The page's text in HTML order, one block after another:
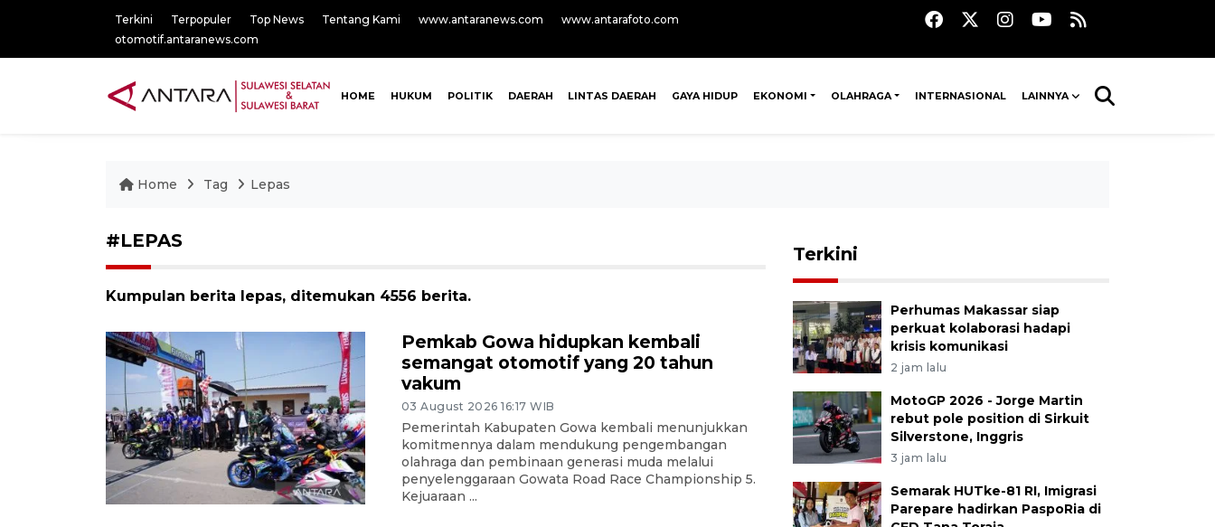
Terkini Terpopuler Top News Tentang Kami www.antaranews.com
www.antarafoto.com
otomotif.antaranews.com
HOME HUKUM POLITIK DAERAH LINTAS DAERAH GAYA HIDUP EKONOMI OLAHRAGA INTERNASIONAL LAINNYA
Home Tag Lepas
#LEPAS
Kumpulan berita lepas, ditemukan 4556 berita.
Pemkab Gowa hidupkan kembali
semangat otomotif yang 20 tahun
vakum
03 August 2026 16:17 WIB
Pemerintah Kabupaten Gowa kembali menunjukkan
komitmennya dalam mendukung pengembangan
olahraga dan pembinaan generasi muda melalui
penyelenggaraan Gowata Road Race Championship 5.
Kejuaraan ...
Terkini
Perhumas Makassar siap
perkuat kolaborasi hadapi
krisis komunikasi
2 jam lalu
MotoGP 2026 - Jorge Martin
rebut pole position di Sirkuit
Silverstone, Inggris
3 jam lalu
Semarak HUTke-81 RI, Imigrasi
Parepare hadirkan PaspoRia di